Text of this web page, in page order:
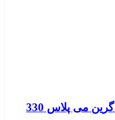
مولتی ویتامین میکس توت گرین می پلاس 330